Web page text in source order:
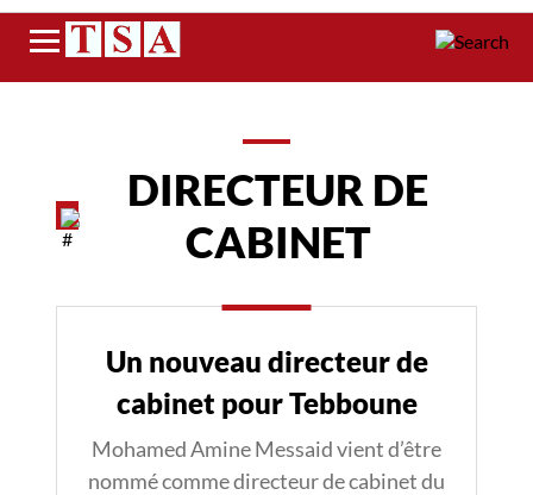
Menu
DIRECTEUR DE
CABINET
Un nouveau directeur de
cabinet pour Tebboune
Mohamed Amine Messaid vient d’être
nommé comme directeur de cabinet du